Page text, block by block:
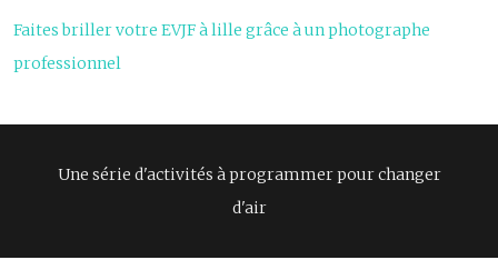
Faites briller votre EVJF à lille grâce à un photographe
professionnel
Une série d'activités à programmer pour changer
d'air